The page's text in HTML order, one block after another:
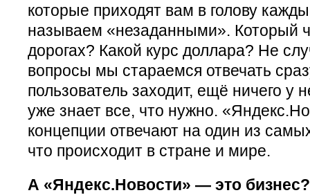
которые приходят вам в голову
называем «незаданными». Который
дорогах? Какой курс доллара? Не
вопросы мы стараемся отвечать
пользователь заходит, ещё ничего у
уже знает все, что нужно.
концепции отвечают на один из
что происходит в стране и мире.
А «Яндекс.Новости» — это бизнес?